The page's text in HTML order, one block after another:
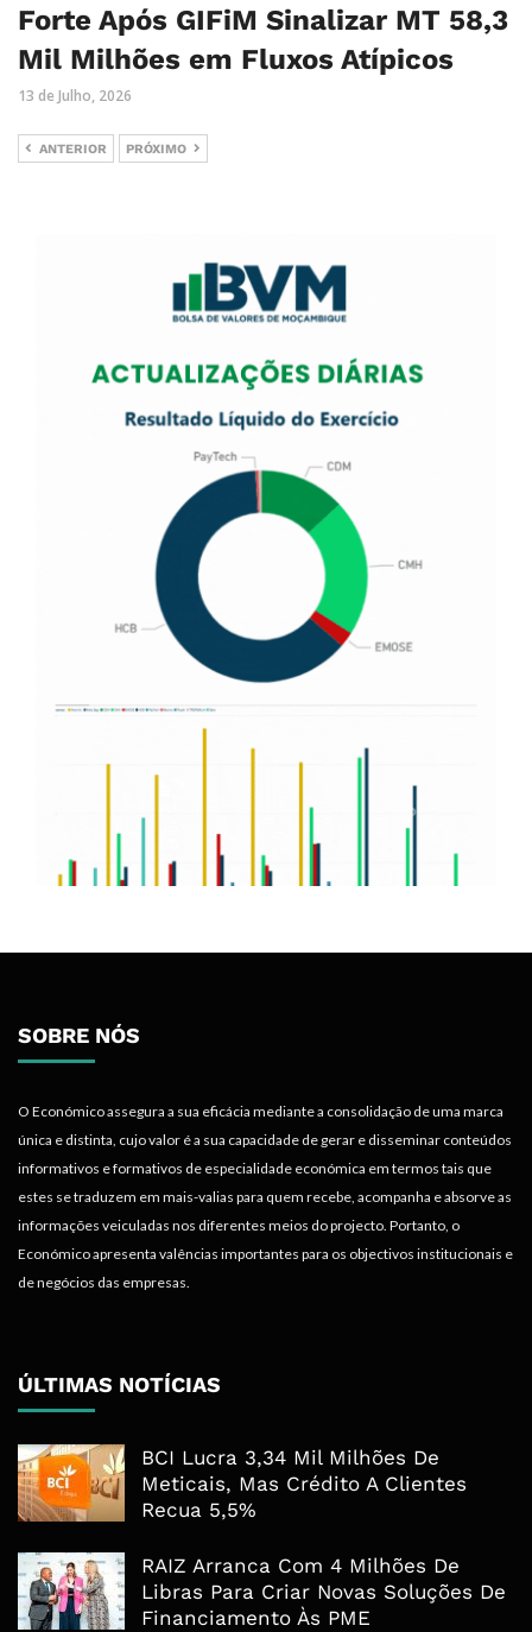
Forte Após GIFiM Sinalizar MT 58,3
Mil Milhões em Fluxos Atípicos
13 de Julho, 2026
ANTERIOR PRÓXIMO
SOBRE NÓS
O Económico assegura a sua eficácia mediante a consolidação de uma marca
única e distinta, cujo valor é a sua capacidade de gerar e disseminar conteúdos
informativos e formativos de especialidade económica em termos tais que
estes se traduzem em mais-valias para quem recebe, acompanha e absorve as
informações veiculadas nos diferentes meios do projecto. Portanto, o
Económico apresenta valências importantes para os objectivos institucionais e
de negócios das empresas.
ÚLTIMAS NOTÍCIAS
BCI Lucra 3,34 Mil Milhões De
Meticais, Mas Crédito A Clientes
Recua 5,5%
RAIZ Arranca Com 4 Milhões De
Libras Para Criar Novas Soluções De
Financiamento Às PME